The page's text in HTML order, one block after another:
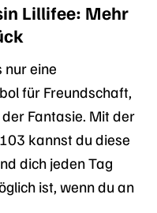
Lillifee: Mehr
nur eine
für Freundschaft,
Fantasie. Mit der
kannst du diese
dich jeden Tag
ist, wenn du an